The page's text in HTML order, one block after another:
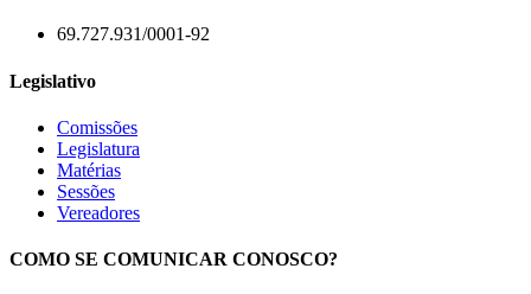
69.727.931/0001-92
Legislativo
Comissões
Legislatura
Matérias
Sessões
Vereadores
COMO SE COMUNICAR CONOSCO?